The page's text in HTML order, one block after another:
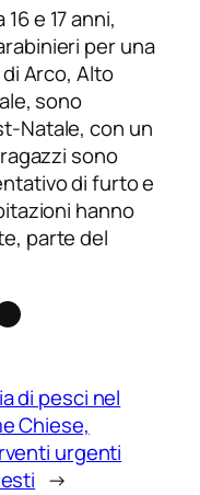
e 17 anni,
per una
Arco, Alto
sono
Natale, con un
sono
di furto e
hanno
parte del
di pesci nel
Chiese,
urgenti
→